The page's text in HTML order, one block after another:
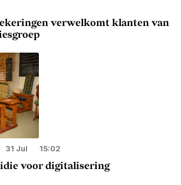
verwelkomt klanten van
31 Jul 15:02
voor digitalisering